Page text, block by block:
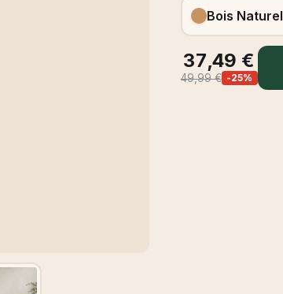
Bois Naturel
37,49 €
49,99 € -25%